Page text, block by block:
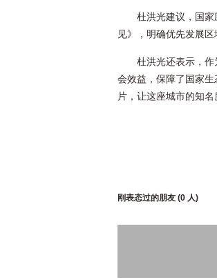
杜洪光建议，国
见》，明确优先发展
杜洪光还表示，
会效益，保障了国家
片，让这座城市的知名
刚表态过的朋友 (0 人)